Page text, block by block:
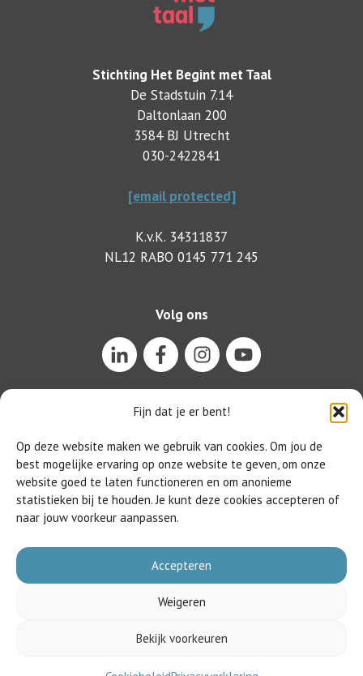
Fijn dat je er bent!
Op deze website maken we gebruik van cookies. Om jou de
best mogelijke ervaring op onze website te geven, om onze
website goed te laten functioneren en om anonieme
statistieken bij te houden. Je kunt deze cookies accepteren of
naar jouw voorkeur aanpassen.
Accepteren
Weigeren
Bekijk voorkeuren
Stichting Het Begint met Taal
De Stadstuin 7.14
Daltonlaan 200
3584 BJ Utrecht
030-2422841
[email protected]
K.v.K. 34311837
NL12 RABO 0145 771 245
Volg ons
Privacyverklaring|Gedragscode
Aansluitvoorwaarden